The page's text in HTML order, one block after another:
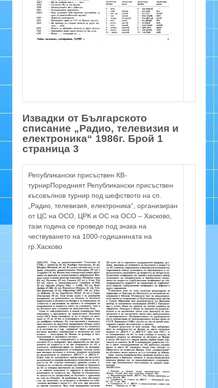
Извадки от Българското
списание „Радио, телевизия и
електроника“ 1986г. Брой 1
страница 3
Републикански присъствен КВ-
турнирПоредният Републикански присъствен
късовълнов турнир под шефството на сп.
„Радио, телевизия, електроника“, организиран
от ЦС на ОСО, ЦРК и ОС на ОСО – Хасково,
тази година се проведе под знака на
чествуването на 1000-годишнината на
гр.Хасково